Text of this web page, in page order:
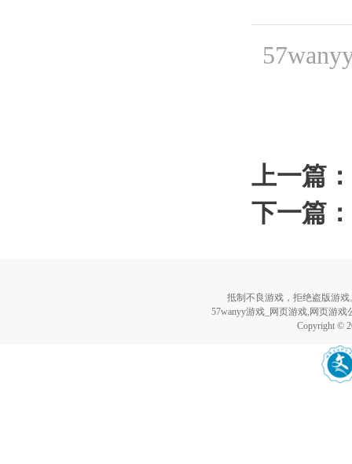
上一篇：
下一篇：
抵制不良游戏，拒绝盗版游
57wanyy游戏_网页游戏,网页游
Copyright ©